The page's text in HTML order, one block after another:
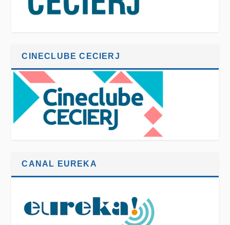
CINECLUBE CECIERJ
CANAL EUREKA